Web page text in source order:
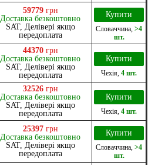
59779 грн
Доставка безкоштовно
SAT, Делівері якщо
передоплата
Купити
Словаччина >4
шт.
44370 грн
Доставка безкоштовно
SAT, Делівері якщо
передоплата
Купити
Чехія 4 шт.
32526 грн
Доставка безкоштовно
SAT, Делівері якщо
передоплата
Купити
Чехія 4 шт.
25397 грн
Доставка безкоштовно
SAT, Делівері якщо
передоплата
Купити
Словаччина >4
шт.